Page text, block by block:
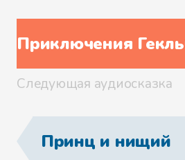
Файл 18
Файл 19
Приключения
Следующая аудиосказка
Принц и нищий